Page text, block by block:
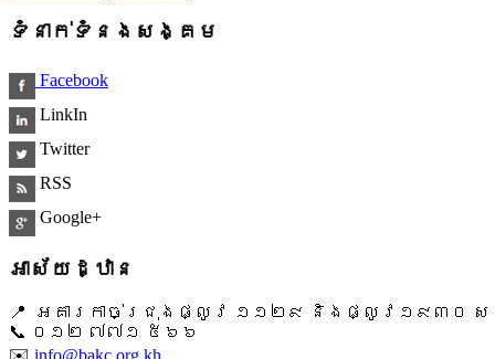
ទំនាក់ទំនងសង្គម
Facebook
LinkIn
Twitter
RSS
Google+
អាស័យដ្ឋាន
📍 អគារកាច់ជ្រុងផ្លូវ ១១២៩ និងផ្លូវ១៩៣០ ស
📞 ​០១២ ៧៧១ ៥៦៦
✉️ info@bakc.org.kh